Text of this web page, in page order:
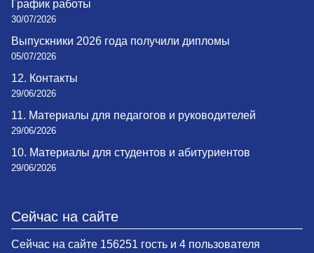
График работы
30/07/2026
Выпускники 2026 года получили дипломы
05/07/2026
12. Контакты
29/06/2026
11. Материалы для педагогов и руководителей
29/06/2026
10. Материалы для студентов и абитуриентов
29/06/2026
Сейчас на сайте
Сейчас на сайте 156251 гость и 4 пользователя